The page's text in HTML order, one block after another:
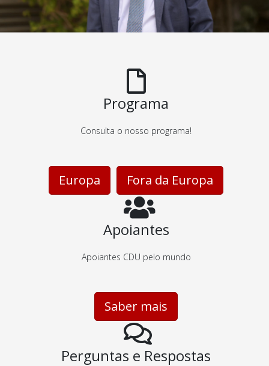
Programa
Consulta o nosso programa!
Europa Fora da Europa
Apoiantes
Apoiantes CDU pelo mundo
Saber mais
Perguntas e Respostas